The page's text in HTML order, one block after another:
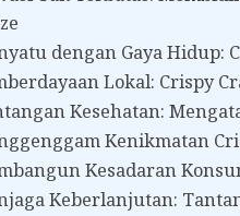
dengan Gaya Hidup:
Lokal: Crispy
Kesehatan:
Kenikmatan
Kesadaran
Keberlanjutan: